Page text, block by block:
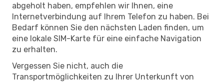
abgeholt haben, empfehlen wir Ihnen, eine
Internetverbindung auf Ihrem Telefon zu haben. Bei
Bedarf können Sie den nächsten Laden finden, um
eine lokale SIM-Karte für eine einfache Navigation
zu erhalten.
Vergessen Sie nicht, auch die
Transportmöglichkeiten zu Ihrer Unterkunft von